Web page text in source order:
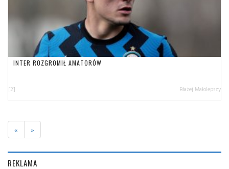
INTER ROZGROMIŁ AMATORÓW
[2] Błażej Małolepszy
« »
REKLAMA